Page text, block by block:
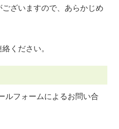
ざいますので、あらかじめ
ください。
ルフォームによるお問い合